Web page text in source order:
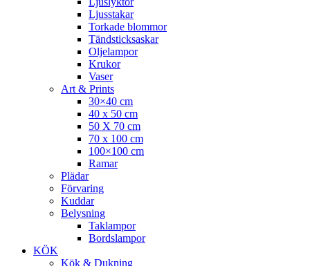
Ljusstakar
Torkade blommor
Tändsticksaskar
Oljelampor
Krukor
Vaser
Art & Prints
30×40 cm
40 x 50 cm
50 X 70 cm
70 x 100 cm
100×100 cm
Ramar
Plädar
Förvaring
Kuddar
Belysning
Taklampor
Bordslampor
KÖK
Kök & Dukning